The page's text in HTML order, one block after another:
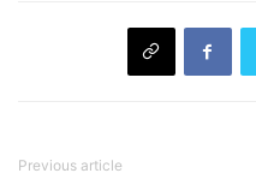
Previous article